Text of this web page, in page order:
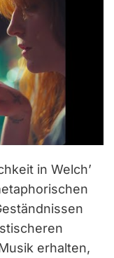
in Welch’
erhalten,